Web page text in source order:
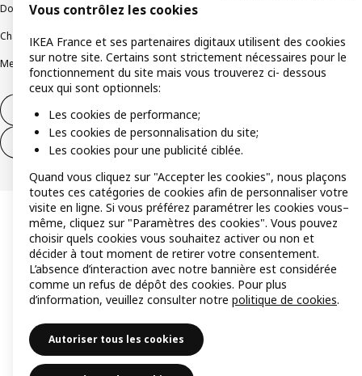
Documents juridiques et informations légales
Charte de protection des données
Politique relative aux cookies
Mentions légales Alertes fraudeRappel produitAccessibilité : non conforme
Formulaire de rétractation – produits
Formulaire de rétractation – services
Vous contrôlez les cookies
IKEA France et ses partenaires digitaux utilisent des cookies
sur notre site. Certains sont strictement nécessaires pour le
fonctionnement du site mais vous trouverez ci- dessous
ceux qui sont optionnels:
Les cookies de performance;
Les cookies de personnalisation du site;
Les cookies pour une publicité ciblée.
Quand vous cliquez sur "Accepter les cookies", nous plaçons
toutes ces catégories de cookies afin de personnaliser votre
visite en ligne. Si vous préférez paramétrer les cookies vous–
même, cliquez sur "Paramètres des cookies". Vous pouvez
choisir quels cookies vous souhaitez activer ou non et
décider à tout moment de retirer votre consentement.
L’absence d’interaction avec notre bannière est considérée
comme un refus de dépôt des cookies. Pour plus
d’information, veuillez consulter notre politique de cookies.
Autoriser tous les cookies